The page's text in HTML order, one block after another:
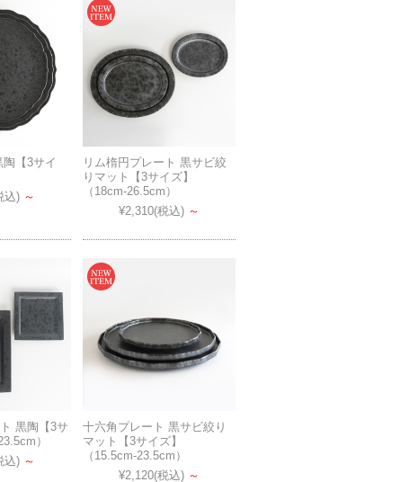
【3サイ
込) ～
リム楕円プレート 黒サビ絞
りマット【3サイズ】
（18cm-26.5cm）
¥2,310(税込) ～
黒陶【3サ
）
込) ～
十六角プレート 黒サビ絞り
マット【3サイズ】
（15.5cm-23.5cm）
¥2,120(税込) ～